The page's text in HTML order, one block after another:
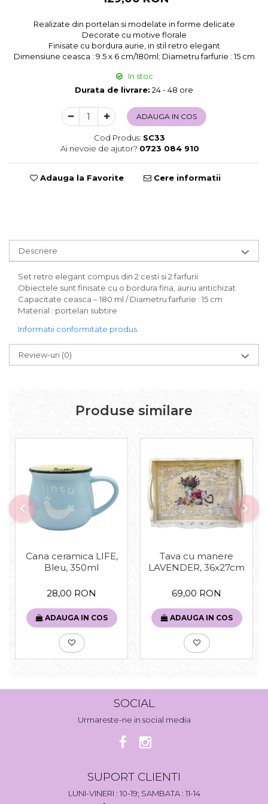
Crengute Decorative
Decoratiuni Muzicale
Decoratiuni Luminoase
Aromaterapie Craciun
Realizate din portelan si modelate in forme delicate
Decorate cu motive florale
Finisate cu bordura aurie, in stil retro elegant
Dimensiune ceasca : 9.5 x 6 cm/180ml; Diametru farfurie : 15 cm
In stoc
Durata de livrare: 24 - 48 ore
ADAUGA IN COS
Cod Produs: SC33
Ai nevoie de ajutor? 0723 084 910
Adauga la Favorite Cere informatii
Descriere
Set retro elegant compus din 2 cesti si 2 farfurii
Obiectele sunt finisate cu o bordura fina, auriu antichizat
Capacitate ceasca – 180 ml / Diametru farfurie : 15 cm
Material : portelan subtire
Informatii conformitate produs
Review-uri (0)
Produse similare
Cana ceramica LIFE,
Bleu, 350ml
28,00 RON
ADAUGA IN COS
Tava cu manere
LAVENDER, 36x27cm
69,00 RON
ADAUGA IN COS
SOCIAL
Urmareste-ne in social media
SUPORT CLIENTI
LUNI-VINERI : 10-19; SAMBATA : 11-14